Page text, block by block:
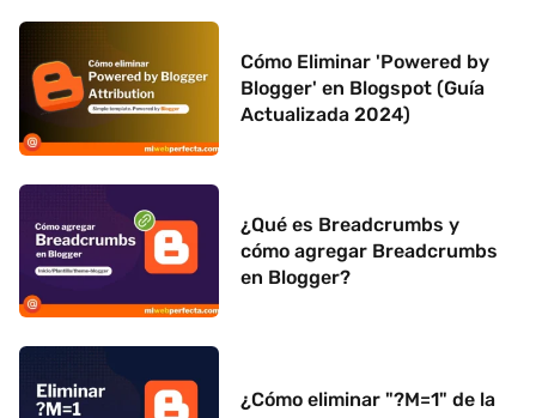
Cómo Eliminar 'Powered by
Blogger' en Blogspot (Guía
Actualizada 2024)
¿Qué es Breadcrumbs y
cómo agregar Breadcrumbs
en Blogger?
¿Cómo eliminar "?M=1" de la